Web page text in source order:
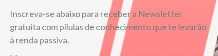
Inscreva-se abaixo para receber a Newsletter
gratuita com pílulas de conhecimento que te levarão
à renda passiva.